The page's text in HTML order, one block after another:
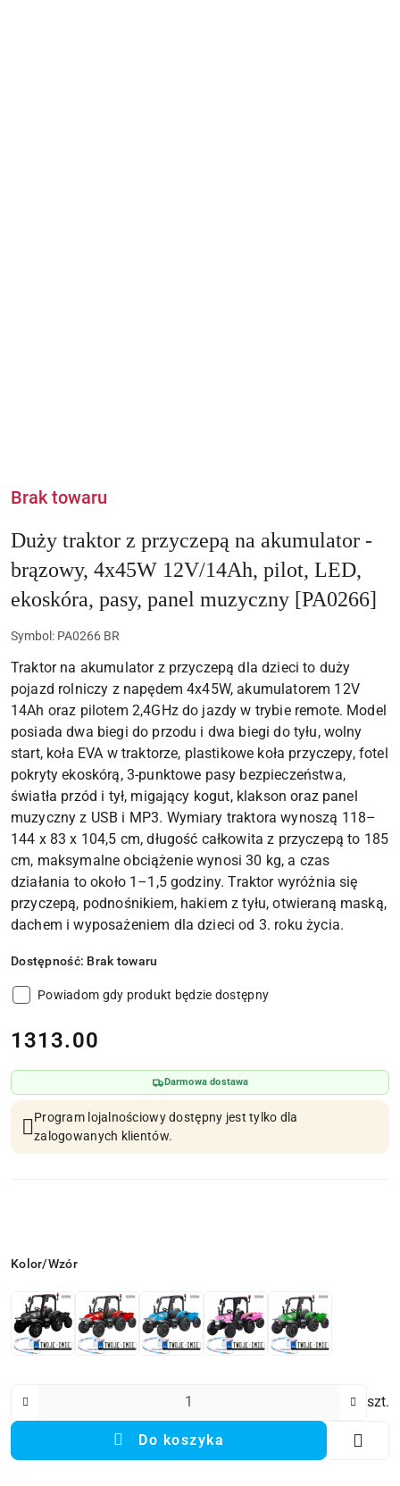
Brak towaru
Duży traktor z przyczepą na akumulator -
brązowy, 4x45W 12V/14Ah, pilot, LED,
ekoskóra, pasy, panel muzyczny [PA0266]
Symbol: PA0266 BR
Traktor na akumulator z przyczepą dla dzieci to duży
pojazd rolniczy z napędem 4x45W, akumulatorem 12V
14Ah oraz pilotem 2,4GHz do jazdy w trybie remote. Model
posiada dwa biegi do przodu i dwa biegi do tyłu, wolny
start, koła EVA w traktorze, plastikowe koła przyczepy, fotel
pokryty ekoskórą, 3-punktowe pasy bezpieczeństwa,
światła przód i tył, migający kogut, klakson oraz panel
muzyczny z USB i MP3. Wymiary traktora wynoszą 118–
144 x 83 x 104,5 cm, długość całkowita z przyczepą to 185
cm, maksymalne obciążenie wynosi 30 kg, a czas
działania to około 1–1,5 godziny. Traktor wyróżnia się
przyczepą, podnośnikiem, hakiem z tyłu, otwieraną maską,
dachem i wyposażeniem dla dzieci od 3. roku życia.
Dostępność: Brak towaru
Powiadom gdy produkt będzie dostępny
cena:
1313.00
Darmowa dostawa
Program lojalnościowy dostępny jest tylko dla
zalogowanych klientów.
Wariant
Kolor/Wzór
szt.
Do koszyka